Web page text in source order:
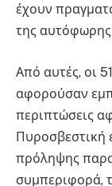
έχουν
της αυτόφωρης
Από αυτές, οι
αφορούσαν
περιπτώσεις
Πυροσβεστική
πρόληψης
συμπεριφορά,